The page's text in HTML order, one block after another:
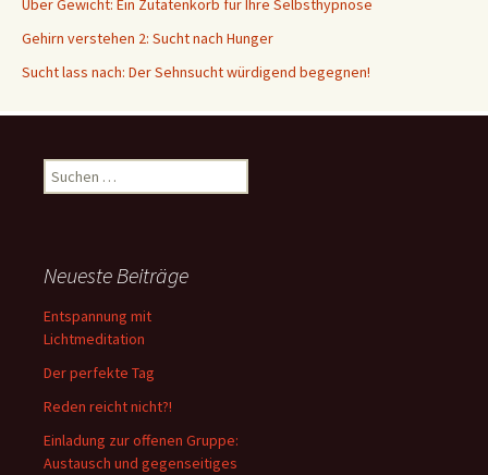
Über Gewicht: Ein Zutatenkorb für Ihre Selbsthypnose
Gehirn verstehen 2: Sucht nach Hunger
Sucht lass nach: Der Sehnsucht würdigend begegnen!
Suche
nach:
Neueste Beiträge
Entspannung mit
Lichtmeditation
Der perfekte Tag
Reden reicht nicht?!
Einladung zur offenen Gruppe:
Austausch und gegenseitiges